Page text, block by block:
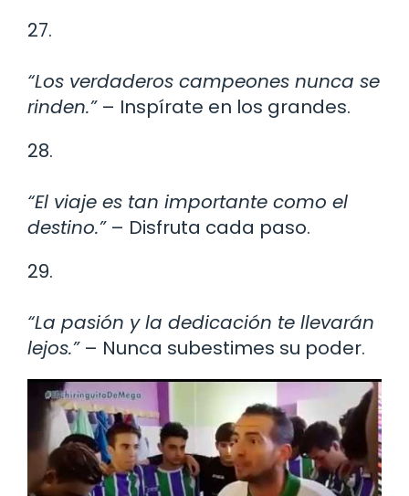
27.
“Los verdaderos campeones nunca se
rinden.”– Inspírate en los grandes.
28.
“El viaje es tan importante como el
destino.”– Disfruta cada paso.
29.
“La pasión y la dedicación te llevarán
lejos.”– Nunca subestimes su poder.